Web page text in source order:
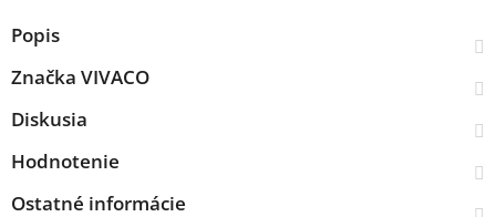
Popis
Značka VIVACO
Diskusia
Hodnotenie
Ostatné informácie